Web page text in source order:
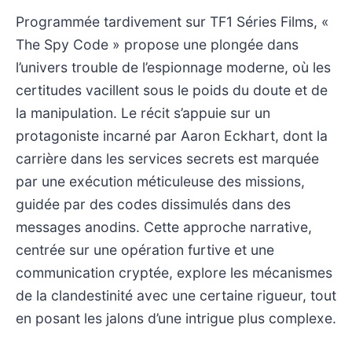
Programmée tardivement sur TF1 Séries Films, «
The Spy Code » propose une plongée dans
l’univers trouble de l’espionnage moderne, où les
certitudes vacillent sous le poids du doute et de
la manipulation. Le récit s’appuie sur un
protagoniste incarné par Aaron Eckhart, dont la
carrière dans les services secrets est marquée
par une exécution méticuleuse des missions,
guidée par des codes dissimulés dans des
messages anodins. Cette approche narrative,
centrée sur une opération furtive et une
communication cryptée, explore les mécanismes
de la clandestinité avec une certaine rigueur, tout
en posant les jalons d’une intrigue plus complexe.